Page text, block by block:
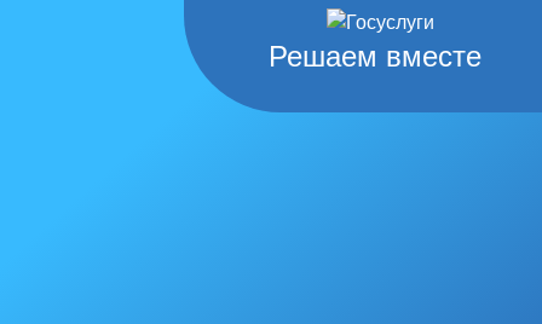
Решаем вместе